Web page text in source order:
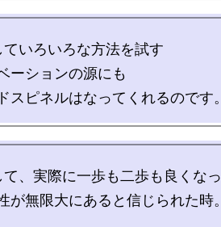
ていろいろな方法を試す
ーションの源にも
て、実際に一歩も二歩も良くな
が無限大にあると信じられた時